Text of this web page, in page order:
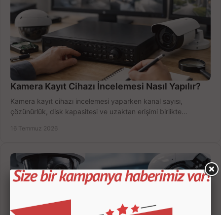
Kamera Kayıt Cihazı İncelemesi Nasıl Yapılır?
Kamera kayıt cihazı incelemesi yaparken kanal sayısı,
çözünürlük, disk kapasitesi ve uzaktan erişimi birlikte
16 Temmuz 2026